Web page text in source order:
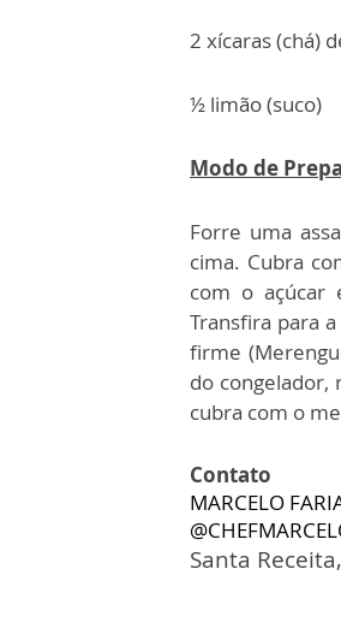
2 xícaras (chá)
½ limão (suco)
Modo de
Forre uma
cima. Cubra
com o açúcar
Transfira para
firme
do congelador,
cubra com o
Contato
MARCELO
Santa